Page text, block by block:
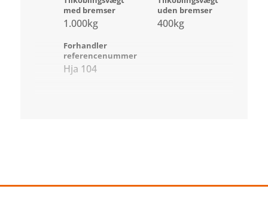
med bremser
1.000kg
uden bremser
400kg
Forhandler
referencenummer
Hja 104